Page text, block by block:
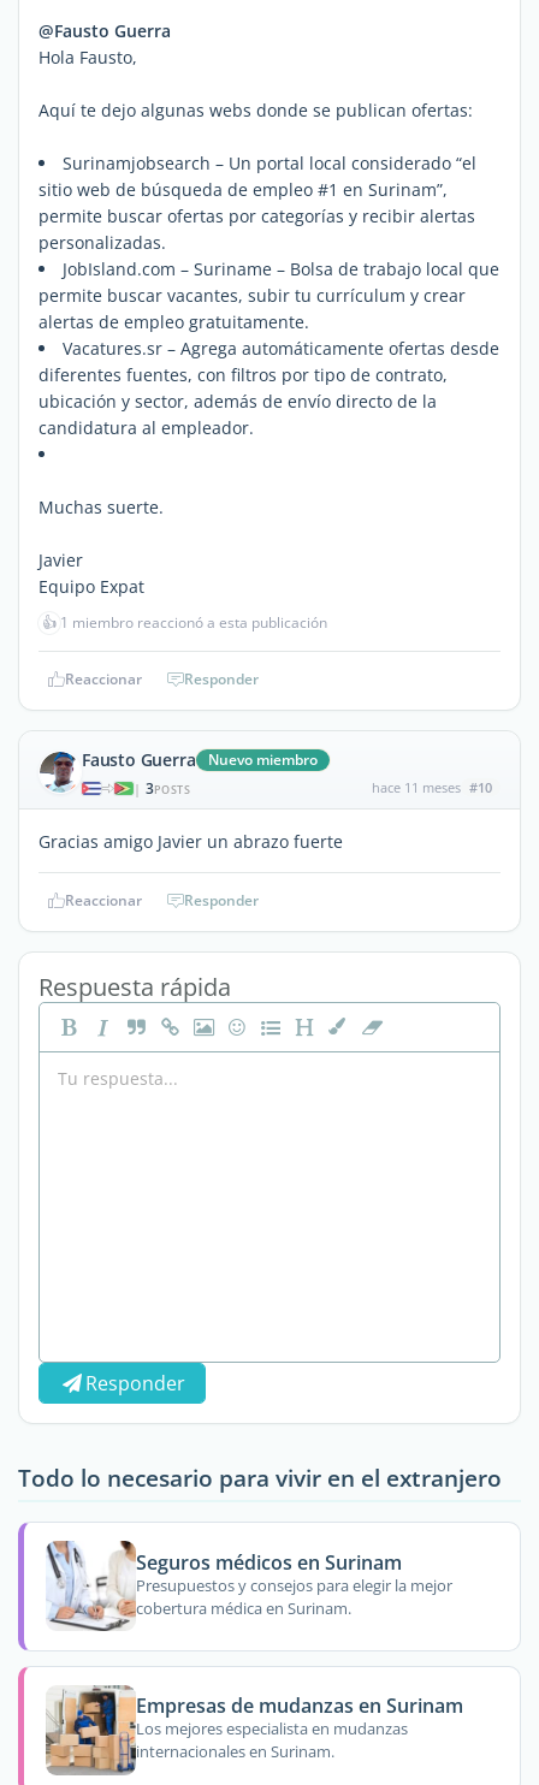
@Fausto Guerra
Hola Fausto,
Aquí te dejo algunas webs donde se publican ofertas:
Surinamjobsearch – Un portal local considerado “el
sitio web de búsqueda de empleo #1 en Surinam”,
permite buscar ofertas por categorías y recibir alertas
personalizadas.
JobIsland.com – Suriname – Bolsa de trabajo local que
permite buscar vacantes, subir tu currículum y crear
alertas de empleo gratuitamente.
Vacatures.sr – Agrega automáticamente ofertas desde
diferentes fuentes, con filtros por tipo de contrato,
ubicación y sector, además de envío directo de la
candidatura al empleador.
Muchas suerte.
Javier
Equipo Expat
👍 1 miembro reaccionó a esta publicación
Reaccionar Responder
Fausto Guerra Nuevo miembro
| 3POSTS hace 11 meses #10
Gracias amigo Javier un abrazo fuerte
Reaccionar Responder
Respuesta rápida
Responder
Todo lo necesario para vivir en el extranjero
Seguros médicos en Surinam
Presupuestos y consejos para elegir la mejor
cobertura médica en Surinam.
Empresas de mudanzas en Surinam
Los mejores especialista en mudanzas
internacionales en Surinam.